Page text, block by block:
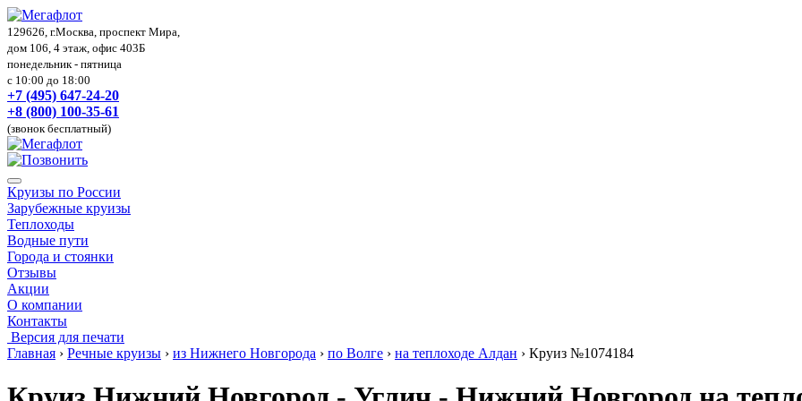
129626, г.Москва, проспект Мира,
дом 106, 4 этаж, офис 403Б
понедельник - пятница
с 10:00 до 18:00
+7 (495) 647-24-20
+8 (800) 100-35-61
(звонок бесплатный)
Круизы по России
Зарубежные круизы
Теплоходы
Водные пути
Города и стоянки
Отзывы
Акции
О компании
Контакты
Версия для печати
Главная › Речные круизы › из Нижнего Новгорода › по Волге › на теплоходе Алдан › Круиз №1074184